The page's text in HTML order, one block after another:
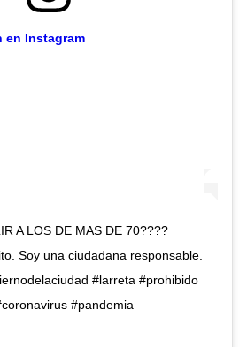
en Instagram
A LOS DE MAS DE 70????
Soy una ciudadana responsable.
#larreta #prohibido
#pandemia